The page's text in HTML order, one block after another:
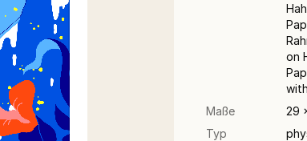
on
Maße
29
Typ